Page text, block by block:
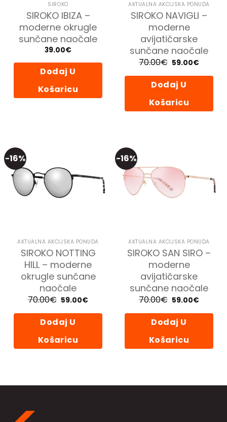
SIROKO
SIROKO IBIZA –
moderne okrugle
sunčane naočale
39.00€
Dodaj U
Košaricu
AKTUALNA AKCIJSKA PONUDA
SIROKO NAVIGLI –
moderne
avijatičarske
sunčane naočale
70.00€ Izvorna
cijena
bila
je:
70.00€.
59.00€
je:
Dodaj U
Košaricu
-16%
AKTUALNA AKCIJSKA PONUDA
SIROKO NOTTING
HILL – moderne
okrugle sunčane
naočale
70.00€ Izvorna
cijena
bila
je:
70.00€.
59.00€Trenutna
je:
Dodaj U
Košaricu
-16%
AKTUALNA AKCIJSKA PONUDA
SIROKO SAN SIRO –
moderne
avijatičarske
sunčane naočale
70.00€ Izvorna
cijena
bila
je:
70.00€.
59.00€
je:
Dodaj U
Košaricu